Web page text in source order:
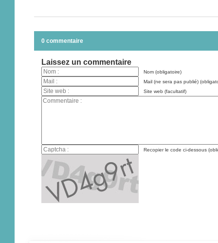
0 commentaire
Laissez un commentaire
Nom (obligatoire)
Mail (ne sera pas publié)
Site web (facultatif)
Recopier le code ci-dessous